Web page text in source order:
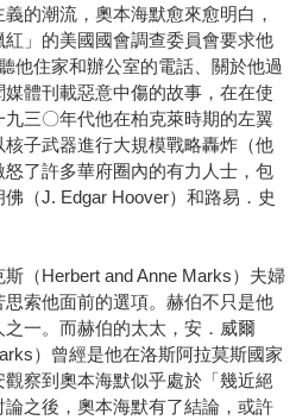
的潮流，奧本海默愈來愈明白，
紅」的美國國會調查委員會要求他
他住家和辦公室的電話、關於他過
體刊載惡意中傷的故事，在在使
三〇年代他在柏克萊時期的左翼
子武器進行大規模戰略轟炸（他
了許多華府圈內的有力人士，包
（J. Edgar Hoover）和路易．史
（Herbert and Anne Marks）夫婦
索他面前的選項。赫伯不只是他
一。而赫伯的太太，安．威爾
）曾經是他在洛斯阿拉莫斯國家
察到奧本海默似乎處於「幾近絕
之後，奧本海默有了結論，或許